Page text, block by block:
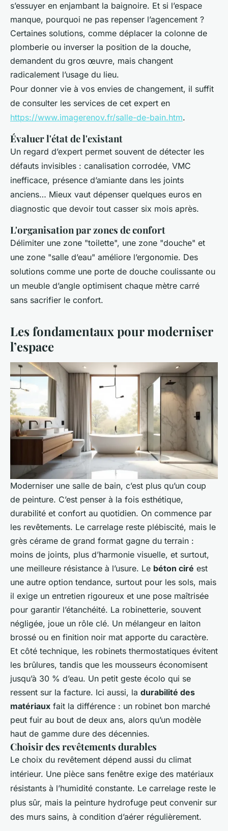
s’essuyer en enjambant la baignoire. Et si l’espace
manque, pourquoi ne pas repenser l’agencement ?
Certaines solutions, comme déplacer la colonne de
plomberie ou inverser la position de la douche,
demandent du gros œuvre, mais changent
radicalement l’usage du lieu.
Pour donner vie à vos envies de changement, il suffit
de consulter les services de cet expert en
https://www.imagerenov.fr/salle-de-bain.htm.
Évaluer l'état de l'existant
Un regard d’expert permet souvent de détecter les
défauts invisibles : canalisation corrodée, VMC
inefficace, présence d’amiante dans les joints
anciens… Mieux vaut dépenser quelques euros en
diagnostic que devoir tout casser six mois après.
L'organisation par zones de confort
Délimiter une zone "toilette", une zone "douche" et
une zone "salle d’eau" améliore l’ergonomie. Des
solutions comme une porte de douche coulissante ou
un meuble d’angle optimisent chaque mètre carré
sans sacrifier le confort.
Les fondamentaux pour moderniser
l’espace
Moderniser une salle de bain, c’est plus qu’un coup
de peinture. C’est penser à la fois esthétique,
durabilité et confort au quotidien. On commence par
les revêtements. Le carrelage reste plébiscité, mais le
grès cérame de grand format gagne du terrain :
moins de joints, plus d’harmonie visuelle, et surtout,
une meilleure résistance à l’usure. Le béton ciré est
une autre option tendance, surtout pour les sols, mais
il exige un entretien rigoureux et une pose maîtrisée
pour garantir l’étanchéité. La robinetterie, souvent
négligée, joue un rôle clé. Un mélangeur en laiton
brossé ou en finition noir mat apporte du caractère.
Et côté technique, les robinets thermostatiques évitent
les brûlures, tandis que les mousseurs économisent
jusqu’à 30 % d’eau. Un petit geste écolo qui se
ressent sur la facture. Ici aussi, la durabilité des
matériaux fait la différence : un robinet bon marché
peut fuir au bout de deux ans, alors qu’un modèle
haut de gamme dure des décennies.
Choisir des revêtements durables
Le choix du revêtement dépend aussi du climat
intérieur. Une pièce sans fenêtre exige des matériaux
résistants à l’humidité constante. Le carrelage reste le
plus sûr, mais la peinture hydrofuge peut convenir sur
des murs sains, à condition d’aérer régulièrement.